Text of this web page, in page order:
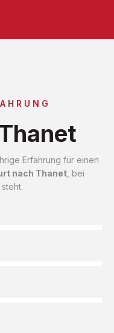
Erfahrung für einen
nach Thanet , bei